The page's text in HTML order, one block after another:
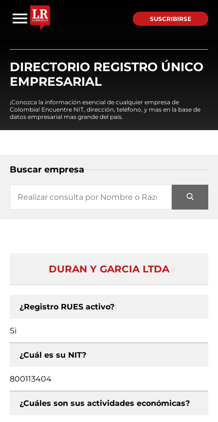
SUSCRIBIRSE
DIRECTORIO REGISTRO ÚNICO
EMPRESARIAL
¡Conozca la información esencial de cualquier empresa de
Colombia! Encuentre NIT, dirección, teléfono, y mas en la base de
datos empresarial mas grande del país.
Buscar empresa
DURAN Y GARCIA LTDA
¿Registro RUES activo?
Si
¿Cuál es su NIT?
800113404
¿Cuáles son sus actividades económicas?